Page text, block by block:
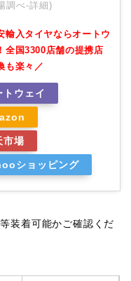
調べ-詳細)
輸入タイヤならオートウ
全国3300店舗の提携店
も楽々／
トウェイ
市場
ショッピング
装着可能かご確認くだ